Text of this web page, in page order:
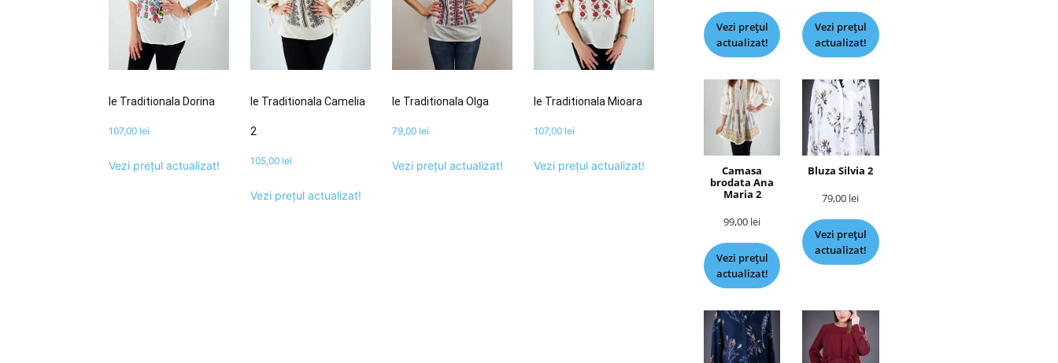
Ie Traditionala Dorina
107,00 lei
Vezi prețul actualizat!
Ie Traditionala Camelia
2
105,00 lei
Vezi prețul actualizat!
Ie Traditionala Olga
79,00 lei
Vezi prețul actualizat!
Ie Traditionala Mioara
107,00 lei
Vezi prețul actualizat!
Vezi prețul
actualizat!
Vezi prețul
actualizat!
Camasa
brodata Ana
Maria 2
99,00 lei
Vezi prețul
actualizat!
Bluza Silvia 2
79,00 lei
Vezi prețul
actualizat!